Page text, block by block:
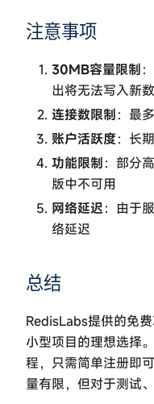
注意事项
30MB容量限制
出将无法写入新
连接数限制：最
账户活跃度：长
功能限制：部分
版中不可用
网络延迟：由于
络延迟
总结
RedisLabs提供的免
小型项目的理想选择
程，只需简单注册即
量有限，但对于测试